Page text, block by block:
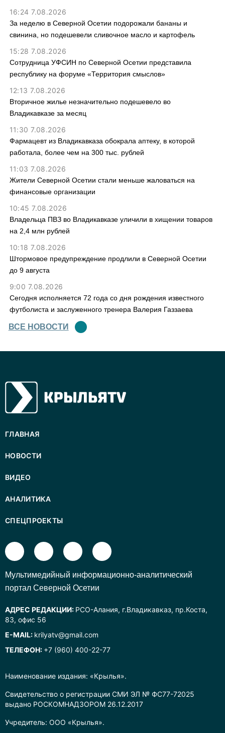
16:24 7.08.2026
За неделю в Северной Осетии подорожали бананы и
свинина, но подешевели сливочное масло и картофель
15:28 7.08.2026
Сотрудница УФСИН по Северной Осетии представила
республику на форуме «Территория смыслов»
12:13 7.08.2026
Вторичное жилье незначительно подешевело во
Владикавказе за месяц
11:30 7.08.2026
Фармацевт из Владикавказа обокрала аптеку, в которой
работала, более чем на 300 тыс. рублей
11:03 7.08.2026
Жители Северной Осетии стали меньше жаловаться на
финансовые организации
10:45 7.08.2026
Владельца ПВЗ во Владикавказе уличили в хищении товаров
на 2,4 млн рублей
10:18 7.08.2026
Штормовое предупреждение продлили в Северной Осетии
до 9 августа
9:00 7.08.2026
Сегодня исполняется 72 года со дня рождения известного
футболиста и заслуженного тренера Валерия Газзаева
ВСЕ НОВОСТИ
Наименование издания: «Крылья».
Свидетельство о регистрации СМИ ЭЛ № ФС77-72025
выдано РОСКОМНАДЗОРОМ 26.12.2017
Учредитель: ООО «Крылья».
ГЛАВНАЯ
НОВОСТИ
ВИДЕО
АНАЛИТИКА
СПЕЦПРОЕКТЫ
Mультимедийный информационно-аналитический
портал Северной Осетии
АДРЕС РЕДАКЦИИ: РСО-Алания, г.Владикавказ, пр.Коста,
83, офис 56
E-MAIL: krilyatv@gmail.com
ТЕЛЕФОН: +7 (960) 400-22-77